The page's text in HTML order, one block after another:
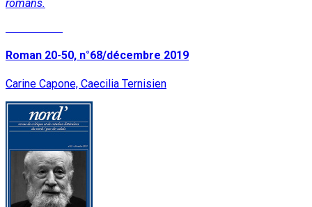
romans.
Roman 20-50, n°68/décembre 2019
Carine Capone, Caecilia Ternisien